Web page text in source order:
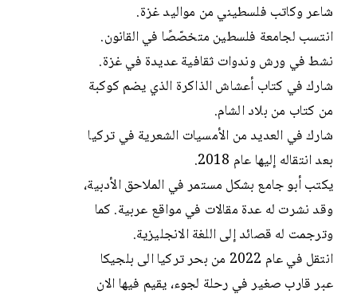
شاعر وكاتب فلسطيني من مواليد غزة.
انتسب لجامعة فلسطين متخصّصًا في القانون.
نشط في ورش وندوات ثقافية عديدة في غزة.
شارك في كتاب أعشاش الذاكرة الذي يضم كوكبة
من كتاب من بلاد الشام.
شارك في العديد من الأمسيات الشعرية في تركيا
بعد انتقاله إليها عام 2018.
يكتب أبو جامع بشكل مستمر في الملاحق الأدبية،
وقد نشرت له عدة مقالات في مواقع عربية. كما
وترجمت له قصائد إلى اللغة الانجليزية.
انتقل في عام 2022 من بحر تركيا الى بلجيكا
عبر قارب صغير في رحلة لجوء، يقيم فيها الان